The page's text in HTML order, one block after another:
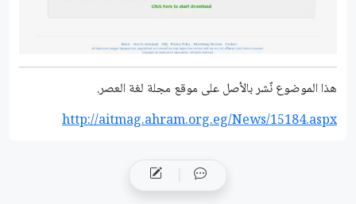
هذا الموضوع نٌشر باﻷصل على موقع مجلة لغة العصر.
http://aitmag.ahram.org.eg/News/15184.aspx